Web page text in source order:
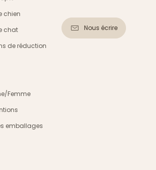
chien
chat
de réduction
Femme
emballages
Nous écrire